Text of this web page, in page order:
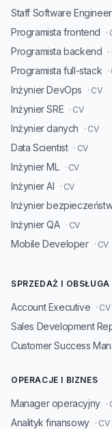
Staff Software Engineer
Programista frontend ·
Programista backend
Programista full-stack
Inżynier DevOps · CV
Inżynier SRE · CV
Inżynier danych · CV
Data Scientist · CV
Inżynier ML · CV
Inżynier AI · CV
Inżynier
Inżynier QA · CV
Mobile Developer · CV
SPRZEDAŻ I
Account Executive · CV
Sales Development
Customer Success
OPERACJE I BIZNES
Manager operacyjny ·
Analityk finansowy · CV